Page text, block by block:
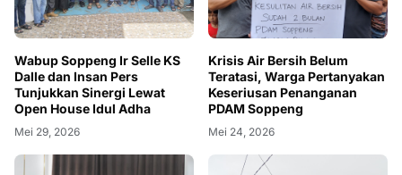
Wabup Soppeng Ir Selle KS
Dalle dan Insan Pers
Tunjukkan Sinergi Lewat
Open House Idul Adha
Mei 29, 2026
Krisis Air Bersih Belum
Teratasi, Warga Pertanyakan
Keseriusan Penanganan
PDAM Soppeng
Mei 24, 2026